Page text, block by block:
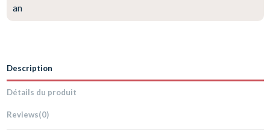
an
Description
Détails du produit
Reviews(0)